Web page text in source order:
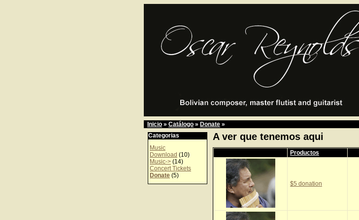
Inicio » Catálogo » Donate »
Categorias
Music
Download (10)
Music-> (14)
Concert Tickets
Donate (5)
A ver que tenemos aqui
Productos
$5 donation